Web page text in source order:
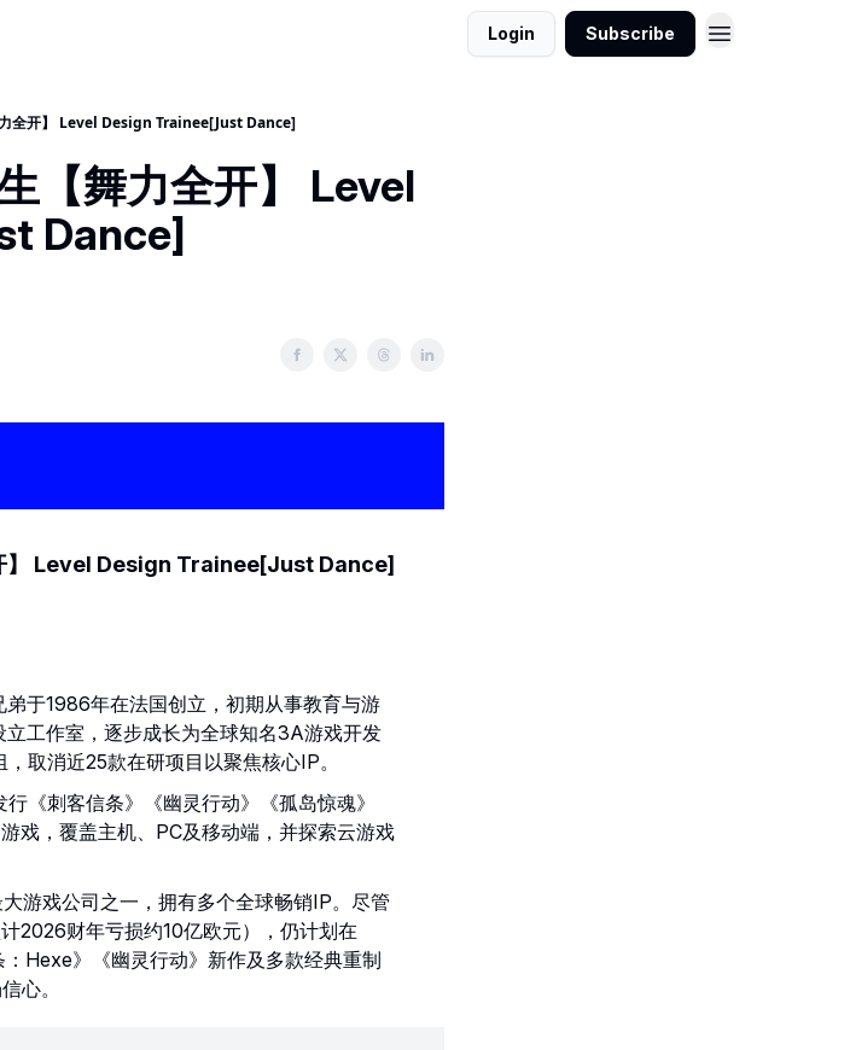
Login Subscribe
全开】 Level Design Trainee[Just Dance]
【舞力全开】 Level
Dance]
】 Level Design Trainee[Just Dance]
于1986年在法国创立，初期从事教育与游
工作室，逐步成长为全球知名3A游戏开发
取消近25款在研项目以聚焦核心IP。
《刺客信条》《幽灵行动》《孤岛惊魂》
戏，覆盖主机、PC及移动端，并探索云游戏
游戏公司之一，拥有多个全球畅销IP。尽管
2026财年亏损约10亿欧元），仍计划在
Hexe》《幽灵行动》新作及多款经典重制
心。